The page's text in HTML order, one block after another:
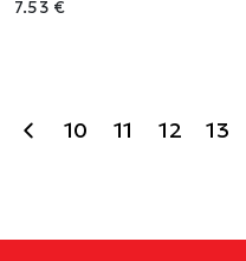
7.53 €
10 11 12 13